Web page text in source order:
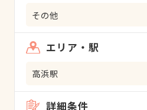
その他
エリア・駅
高浜駅
詳細条件